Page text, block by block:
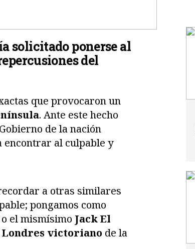
solicitado ponerse al
del
que provocaron un
. Ante este hecho
de la nación
al culpable y
a otras similares
pongamos como
o el mismísimo Jack El
Londres victoriano de la